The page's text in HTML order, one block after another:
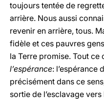
toujours tentée de
arrière. Nous aussi
revenir en arrière, tous.
fidèle et ces pauvres
la Terre promise. Tout ce
l’espérance: l’espérance
précisément dans ce
sortie de l’esclavage